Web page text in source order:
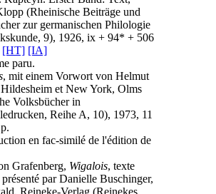
(Rheinische Beiträge und
zur germanischen Philologie
9), 1926, ix + 94* + 506
[HT] [IA]
paru.
, mit einem Vorwort von Helmut
et New York, Olms
Volksbücher in
Reihe A, 10), 1973, 11
en fac-similé de l'édition de
Grafenberg, Wigalois, texte
par Danielle Buschinger,
Reineke-Verlag (Reinekes